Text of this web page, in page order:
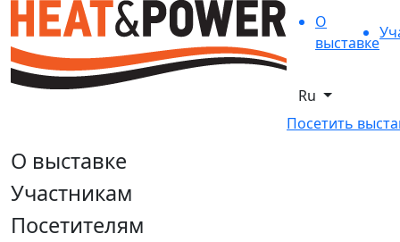
О
выставке
Ru
Посетить
О выставке
Участникам
Посетителям